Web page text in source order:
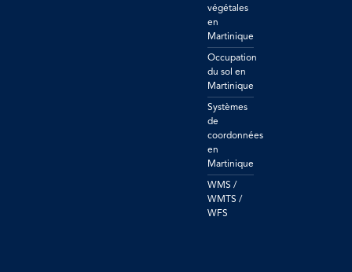
végétales
en
Martinique
Occupation
du sol en
Martinique
Systèmes
de
coordonnées
en
Martinique
WMS /
WMTS /
WFS